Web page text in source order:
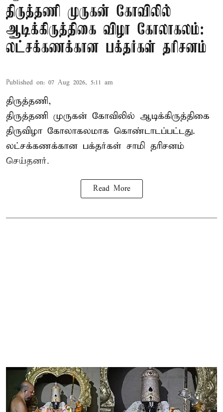
திருத்தணி முருகன் கோவிலில்
ஆடிக்கிருத்திகை விழா கோலாகலம்:
லட்சக்கணக்கான பக்தர்கள் தரிசனம்
Published on: 07 Aug 2026, 5:11 am
திருத்தணி,
திருத்தணி முருகன் கோவிலில் ஆடிக்கிருத்திகை
திருவிழா கோலாகலமாக கொண்டாடப்பட்டது.
லட்சக்கணக்கான பக்தர்கள் சாமி தரிசனம்
செய்தனர்.
Read More